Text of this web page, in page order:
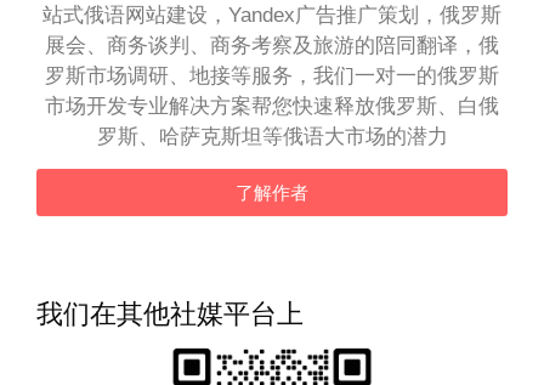
站式俄语网站建设，Yandex广告推广策划，俄罗斯
展会、商务谈判、商务考察及旅游的陪同翻译，俄
罗斯市场调研、地接等服务，我们一对一的俄罗斯
市场开发专业解决方案帮您快速释放俄罗斯、白俄
罗斯、哈萨克斯坦等俄语大市场的潜力
了解作者
我们在其他社媒平台上